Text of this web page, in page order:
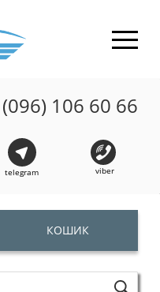
(096) 106 60 66
telegram viber
КОШИК